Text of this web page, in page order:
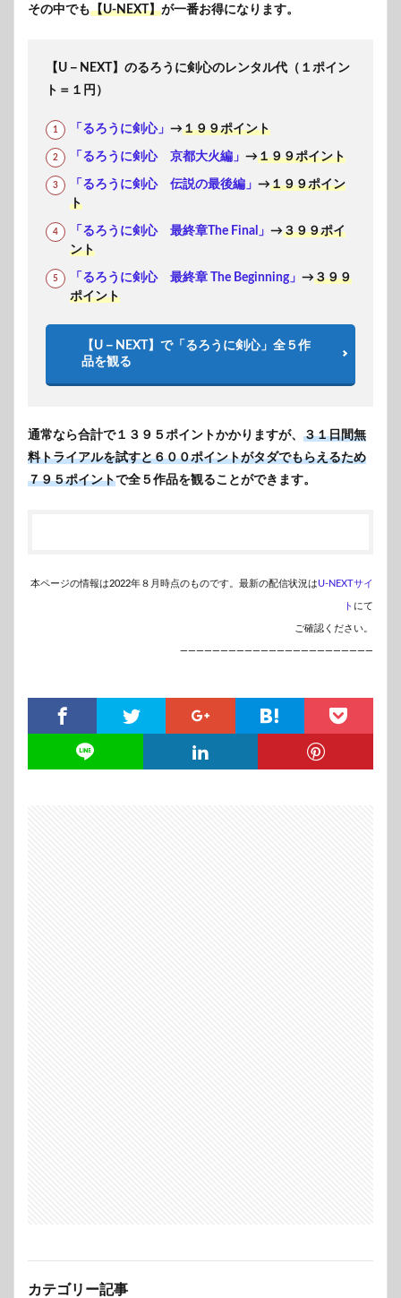
その中でも【U-NEXT】が一番お得になります。
【U－NEXT】のるろうに剣心のレンタル代（１ポイン
ト＝１円）
「るろうに剣心」 →１９９ポイント
「るろうに剣心 京都大火編」 →１９９ポイント
「るろうに剣心 伝説の最後編」 →１９９ポイン
ト
「るろうに剣心 最終章The Final」 →３９９ポイ
ント
「るろうに剣心 最終章 The Beginning」 →３９９
ポイント
【U－NEXT】で「るろうに剣心」全５作
品を観る
通常なら合計で１３９５ポイントかかりますが、 ３１日間無
料トライアルを試すと６００ポイントがタダでもらえるため
７９５ポイントで全５作品を観ることができます。
本ページの情報は2022年８月時点のものです。最新の配信状況はU-NEXTサイ
ト にて
ご確認ください。
————————————————————————
カテゴリー記事